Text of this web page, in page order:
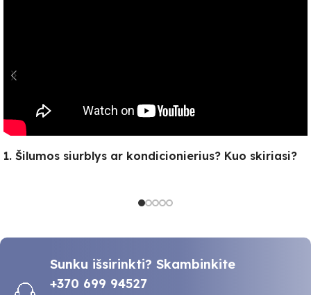
1. Šilumos siurblys ar kondicionierius? Kuo skiriasi?
Sunku išsirinkti? Skambinkite
+370 699 94527